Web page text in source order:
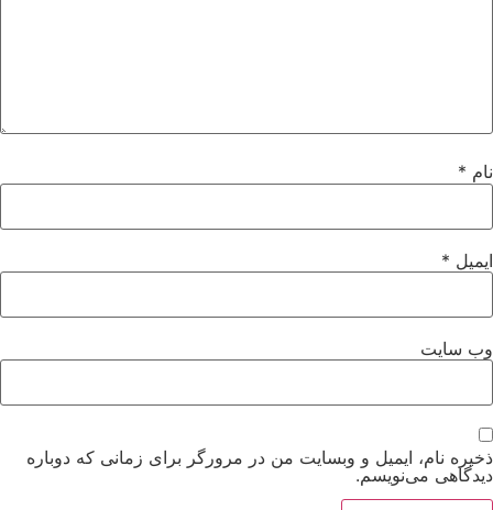
نام *
ایمیل *
وب‌ سایت
ذخیره نام، ایمیل و وبسایت من در مرورگر برای زمانی که دوباره
دیدگاهی می‌نویسم.